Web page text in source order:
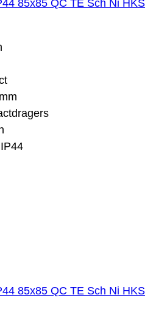
85x85 QC TE Sch Ni HKS
85x85 QC TE Sch Ni HKS